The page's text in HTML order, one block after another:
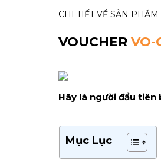
CHI TIẾT VỀ SẢN PHẨM
VOUCHER VO-
Hãy là người đầu tiên
Mục Lục